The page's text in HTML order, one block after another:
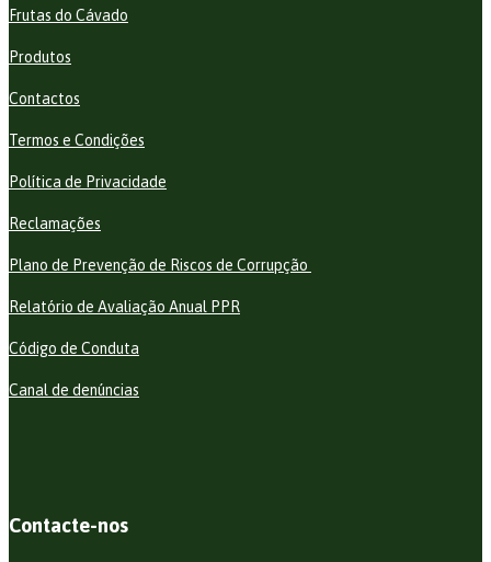
Frutas do Cávado
Produtos
Contactos
Termos e Condições
Política de Privacidade
Reclamações
Plano de Prevenção de Riscos de Corrupção
Relatório de Avaliação Anual PPR
Código de Conduta
Canal de denúncias
Contacte-nos